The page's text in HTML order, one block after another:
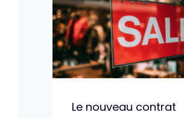
Le nouveau contrat